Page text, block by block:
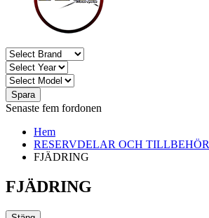
Spara
Senaste fem fordonen
Hem
RESERVDELAR OCH TILLBEHÖR
FJÄDRING
FJÄDRING